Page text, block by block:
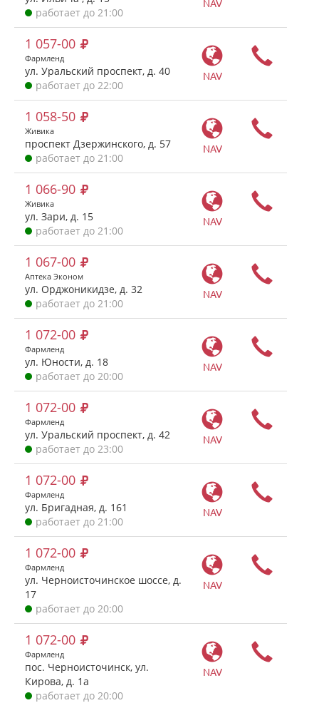
работает до 21:00
NAV
1 057-00
Фармленд
ул. Уральский проспект, д. 40
работает до 22:00
NAV
1 058-50
Живика
проспект Дзержинского, д. 57
работает до 21:00
NAV
1 066-90
Живика
ул. Зари, д. 15
работает до 21:00
NAV
1 067-00
Аптека Эконом
ул. Орджоникидзе, д. 32
работает до 21:00
NAV
1 072-00
Фармленд
ул. Юности, д. 18
работает до 20:00
NAV
1 072-00
Фармленд
ул. Уральский проспект, д. 42
работает до 23:00
NAV
1 072-00
Фармленд
ул. Бригадная, д. 161
работает до 21:00
NAV
1 072-00
Фармленд
ул. Черноисточинское шоссе, д.
17
работает до 20:00
NAV
1 072-00
Фармленд
пос. Черноисточинск, ул.
Кирова, д. 1а
работает до 20:00